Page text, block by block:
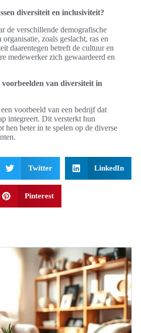
diversiteit en inclusiviteit?
de verschillende demografische
zoals geslacht, ras en
daarentegen betreft de cultuur en
medewerker zich gewaardeerd en
van diversiteit in
voorbeeld van een bedrijf dat
integreert. Dit versterkt hun
hen beter in te spelen op de diverse
Twitter LinkedIn
Pinterest